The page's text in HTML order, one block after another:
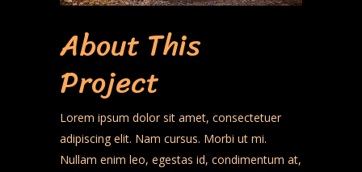
About This
Project
Lorem ipsum dolor sit amet, consectetuer
adipiscing elit. Nam cursus. Morbi ut mi.
Nullam enim leo, egestas id, condimentum at,